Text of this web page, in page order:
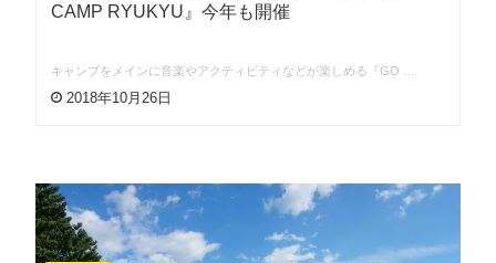
CAMP RYUKYU』今年も開催
キャンプをメインに音楽やアクティビティなどが楽しめる『GO …
2018年10月26日